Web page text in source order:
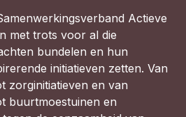
Actieve
met trots voor al die
bundelen en hun
initiatieven zetten. Van
zorginitiatieven en van
buurtmoestuinen en